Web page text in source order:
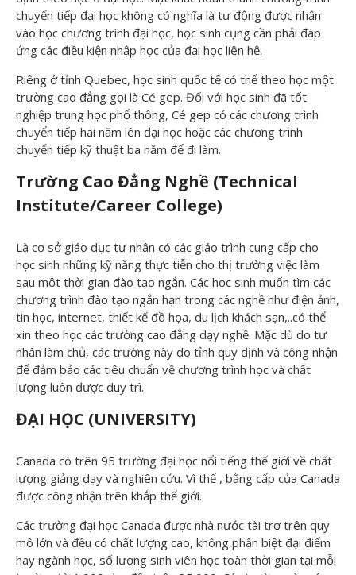
chuyển tiếp đại học không có nghĩa là tự động được nhận
vào học chương trình đại học, học sinh cụng cần phải đáp
ứng các điều kiện nhập học của đại học liên hệ.
Riêng ở tỉnh Quebec, học sinh quốc tế có thể theo học một
trường cao đẳng gọi là Cé gep. Đối với học sinh đã tốt
nghiệp trung học phổ thông, Cé gep có các chương trình
chuyển tiếp hai năm lên đại học hoặc các chương trình
chuyển tiếp kỹ thuật ba năm để đi làm.
Trường Cao Đẳng Nghề (Technical
Institute/Career College)
Là cơ sở giáo dục tư nhân có các giáo trình cung cấp cho
học sinh những kỹ năng thực tiễn cho thị trường việc làm
sau một thời gian đào tạo ngắn. Các học sinh muốn tìm các
chương trình đào tạo ngắn hạn trong các nghề như điện ảnh,
tin học, internet, thiết kế đồ họa, du lịch khách sạn,..có thể
xin theo học các trường cao đẳng dạy nghề. Mặc dù do tư
nhân làm chủ, các trường này do tỉnh quy định và công nhận
để đảm bảo các tiêu chuẩn về chương trình học và chất
lượng luôn được duy trì.
ĐẠI HỌC (UNIVERSITY)
Canada có trên 95 trường đại học nổi tiếng thế giới về chất
lượng giảng dạy và nghiên cứu. Vì thế , bằng cấp của Canada
được công nhận trên khắp thế giới.
Các trường đại học Canada được nhà nước tài trợ trên quy
mô lớn và đều có chất lượng cao, không phân biệt đại điểm
hay ngành học, số lượng sinh viên học toàn thời gian tại mỗi